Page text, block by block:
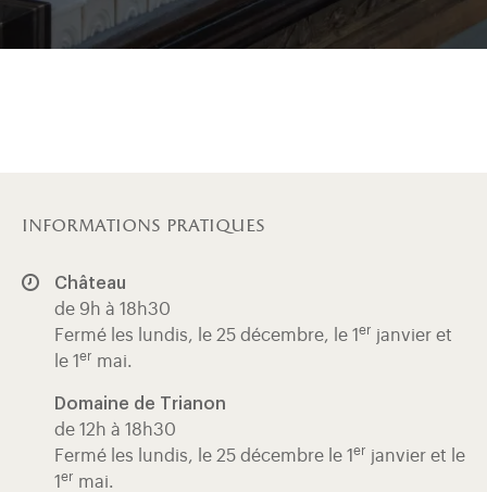
informations pratiques
Château
de 9h à 18h30
Fermé les lundis, le 25 décembre, le 1 er janvier et
le 1 er mai.
Domaine de Trianon
de 12h à 18h30
Fermé les lundis, le 25 décembre le 1 er janvier et le
1 er mai.